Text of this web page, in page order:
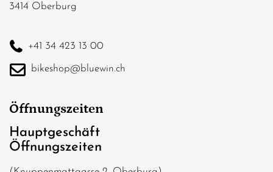
3414 Oberburg
+41 34 423 13 00
bikeshop@bluewin.ch
Öffnungszeiten
Hauptgeschäft
Öffnungszeiten